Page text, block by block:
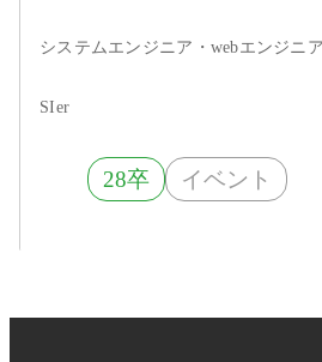
充実／成長率194%／転勤な
SIer
28卒 イベント